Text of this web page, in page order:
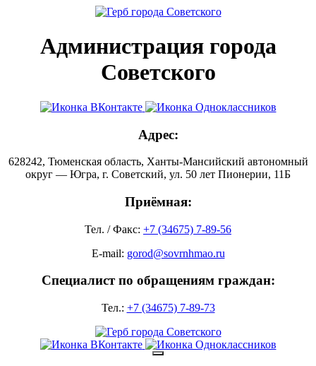
Администрация города
Советского
Адрес:
628242, Тюменская область, Ханты-Мансийский автономный
округ — Югра, г. Советский, ул. 50 лет Пионерии, 11Б
Приёмная:
Тел. / Факс: +7 (34675) 7-89-56
E-mail: gorod@sovrnhmao.ru
Специалист по обращениям граждан:
Тел.: +7 (34675) 7-89-73